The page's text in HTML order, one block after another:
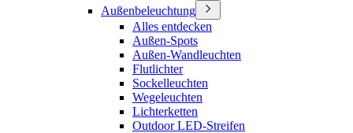
Außenbeleuchtung
Alles entdecken
Außen-Spots
Außen-Wandleuchten
Flutlichter
Sockelleuchten
Wegeleuchten
Lichterketten
Outdoor LED-Streifen